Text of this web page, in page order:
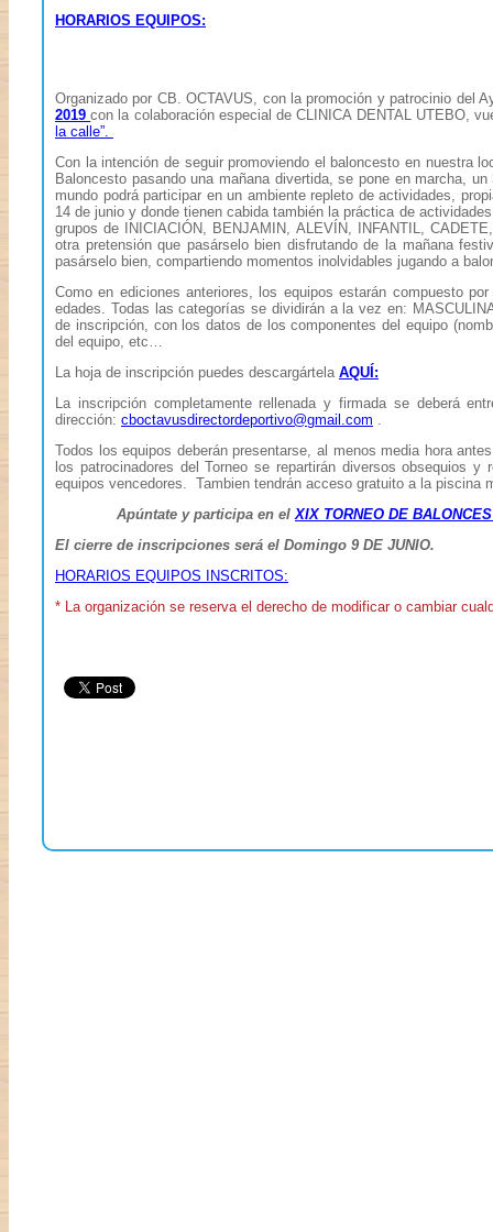
HORARIOS EQUIPOS:
Organizado por CB. OCTAVUS, con la promoción y patrocinio del
2019con la colaboración especial de CLINICA DENTAL UTEBO,
la calle”.
Con la intención de seguir promoviendo el baloncesto en nuestra
Baloncesto pasando una mañana divertida, se pone en marcha,
mundo podrá participar en un ambiente repleto de actividades,
14 de junio y donde tienen cabida también la práctica de
grupos de INICIACIÓN, BENJAMIN, ALEVÍN, INFANTIL,
otra pretensión que pasárselo bien disfrutando de la mañana
pasárselo bien, compartiendo momentos inolvidables jugando a
Como en ediciones anteriores, los equipos estarán compuesto
edades. Todas las categorías se dividirán a la vez en:
de inscripción, con los datos de los componentes del equipo
del equipo, etc…
La hoja de inscripción puedes descargártela AQUÍ:
La inscripción completamente rellenada y firmada se deberá
dirección: cboctavusdirectordeportivo@gmail.com .
Todos los equipos deberán presentarse, al menos media hora
los patrocinadores del Torneo se repartirán diversos obsequios
equipos vencedores. Tambien tendrán acceso gratuito a la piscina
Apúntate y participa en elXIX TORNEO DE
El cierre de inscripciones será el Domingo 9 DE JUNIO.
HORARIOS EQUIPOS INSCRITOS:
* La organización se reserva el derecho de modificar o cambiar